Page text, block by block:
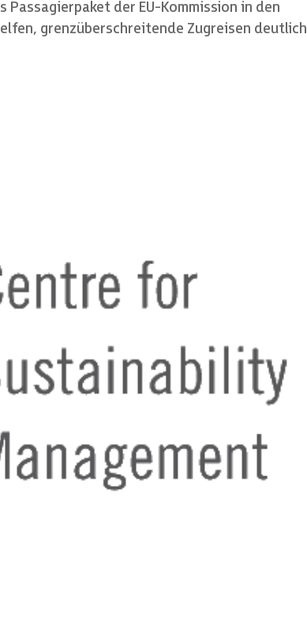
der EU-Kommission in den
grenzüberschreitende Zugreisen deutlich